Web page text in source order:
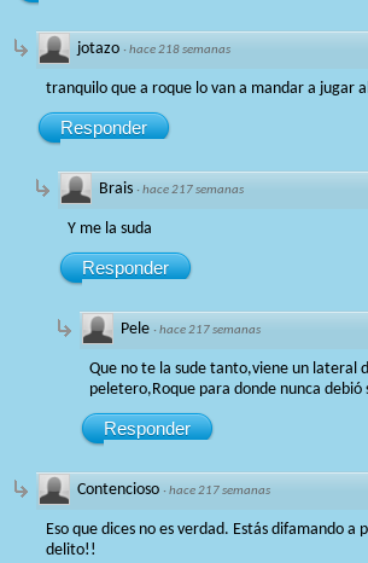
jotazo ·hace 218 semanas
tranquilo que a roque lo van a mandar a jugar
Responder
Brais ·hace 217 semanas
Y me la suda
Responder
Pele ·hace 217 semanas
Que no te la sude tanto,viene un lateral
peletero,Roque para donde nunca debió
Responder
Contencioso ·hace 217 semanas
Eso que dices no es verdad. Estás difamando a
delito!!